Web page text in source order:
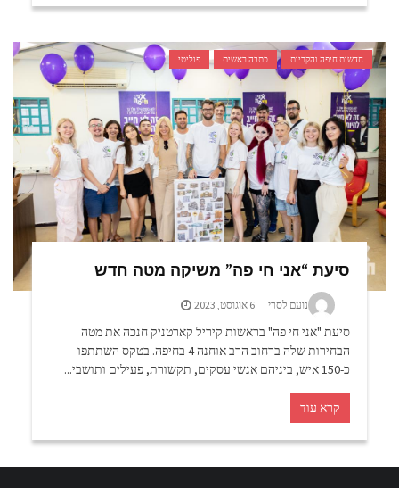
חדשות חיפה והקריות כתבה ראשית פוליטי
סיעת “אני חי פה” משיקה מטה חדש
נועם לסרי 6 אוגוסט, 2023
סיעת "אני חי פה" בראשות קיריל קארטניק חנכה את מטה
הבחירות שלה ברחוב הרב אוחנה 4 בחיפה. בטקס השתתפו
כ-150 איש, ביניהם אנשי עסקים, תקשורת, פעילים ותושבי...
קרא עוד